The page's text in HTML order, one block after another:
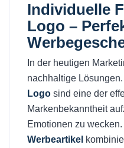
Individuelle
Logo –
In der heutigen
nachhaltige Lösungen.
Logo sind eine der
Markenbekanntheit
Emotionen zu wecken.
Werbeartikel